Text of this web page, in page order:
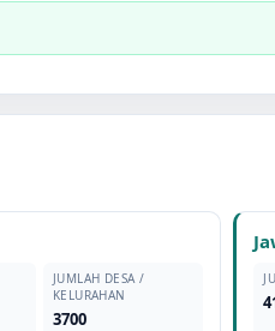
JUMLAH DESA /
KELURAHAN
3700